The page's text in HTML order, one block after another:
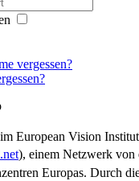
vergessen?
European Vision
), einem Netzwerk von
Europas. Durch